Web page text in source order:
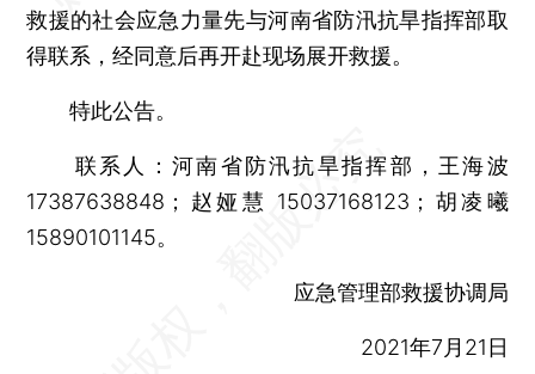
救援的社会应急力量先与河南省防汛抗旱指挥部取
得联系，经同意后再开赴现场展开救援。
特此公告。
联系人：河南省防汛抗旱指挥部，王海波
17387638848；赵娅慧 15037168123；胡凌曦
15890101145。
应急管理部救援协调局
2021年7月21日